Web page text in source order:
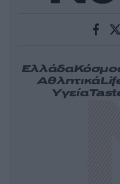
Ελλάδα
Αθλητικά
Υγεία